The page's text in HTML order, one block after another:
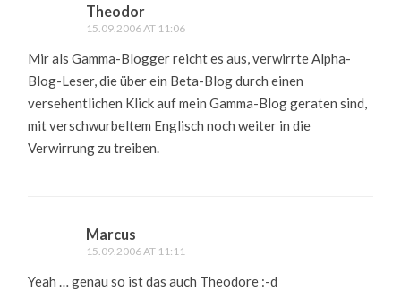
Theodor
15.09.2006 AT 11:06
Mir als Gamma-Blogger reicht es aus, verwirrte Alpha-
Blog-Leser, die über ein Beta-Blog durch einen
versehentlichen Klick auf mein Gamma-Blog geraten sind,
mit verschwurbeltem Englisch noch weiter in die
Verwirrung zu treiben.
Marcus
15.09.2006 AT 11:11
Yeah … genau so ist das auch Theodore :-d